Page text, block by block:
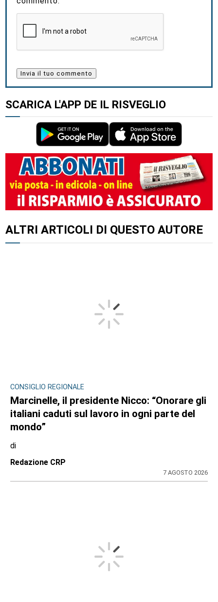
SCARICA L'APP DE IL RISVEGLIO
ALTRI ARTICOLI DI QUESTO AUTORE
CONSIGLIO REGIONALE
Marcinelle, il presidente Nicco: “Onorare gli
italiani caduti sul lavoro in ogni parte del
mondo”
di
Redazione CRP
7 AGOSTO 2026